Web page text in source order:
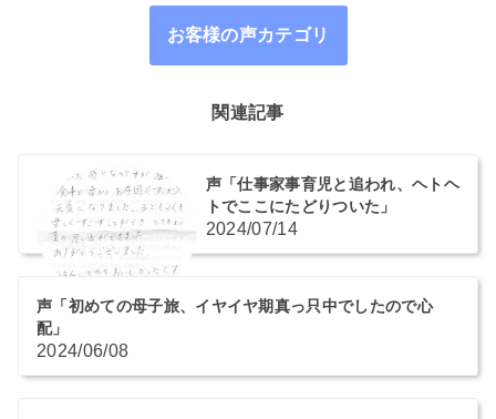
お客様の声カテゴリ
関連記事
声「仕事家事育児と追われ、ヘトヘ
トでここにたどりついた」
2024/07/14
声「初めての母子旅、イヤイヤ期真っ只中でしたので心
配」
2024/06/08